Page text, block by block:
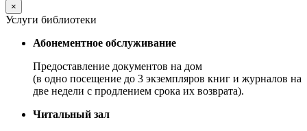
×
Услуги библиотеки
Абонементное обслуживание
Предоставление документов на дом
(в одно посещение до 3 экземпляров книг и журналов на
две недели с продлением срока их возврата).
Читальный зал